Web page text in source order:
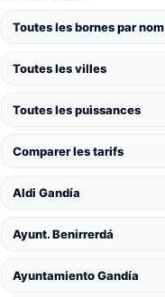
Toutes les bornes par nom
Toutes les villes
Toutes les puissances
Comparer les tarifs
Aldi Gandía
Ayunt. Benirrerdá
Ayuntamiento Gandía